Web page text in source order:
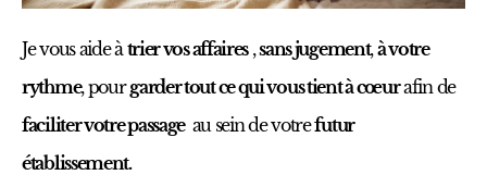
Je vous aide à trier vos affaires,sans jugement, à votre
rythme, pourgarder tout ce qui vous tient à cœurafin de
faciliter votre passage au sein de votrefutur
établissement.